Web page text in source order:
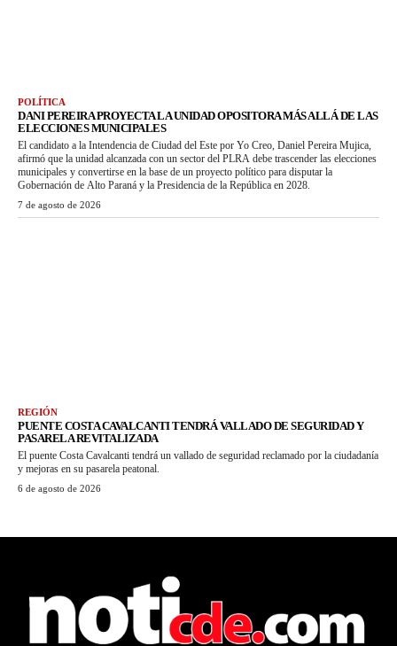
POLÍTICA
DANI PEREIRA PROYECTA LA UNIDAD OPOSITORA MÁS ALLÁ DE LAS
ELECCIONES MUNICIPALES
El candidato a la Intendencia de Ciudad del Este por Yo Creo, Daniel Pereira Mujica,
afirmó que la unidad alcanzada con un sector del PLRA debe trascender las elecciones
municipales y convertirse en la base de un proyecto político para disputar la
Gobernación de Alto Paraná y la Presidencia de la República en 2028.
7 de agosto de 2026
REGIÓN
PUENTE COSTA CAVALCANTI TENDRÁ VALLADO DE SEGURIDAD Y
PASARELA REVITALIZADA
El puente Costa Cavalcanti tendrá un vallado de seguridad reclamado por la ciudadanía
y mejoras en su pasarela peatonal.
6 de agosto de 2026